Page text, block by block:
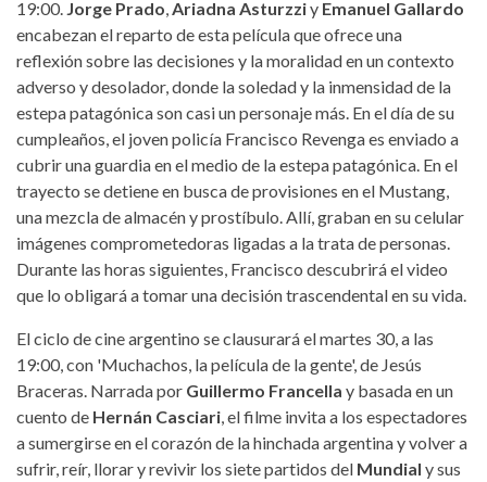
19:00. Jorge Prado,Ariadna Asturzziy Emanuel Gallardo
encabezan el reparto de esta película que ofrece una
reflexión sobre las decisiones y la moralidad en un contexto
adverso y desolador, donde la soledad y la inmensidad de la
estepa patagónica son casi un personaje más. En el día de su
cumpleaños, el joven policía Francisco Revenga es enviado a
cubrir una guardia en el medio de la estepa patagónica. En el
trayecto se detiene en busca de provisiones en el Mustang,
una mezcla de almacén y prostíbulo. Allí, graban en su celular
imágenes comprometedoras ligadas a la trata de personas.
Durante las horas siguientes, Francisco descubrirá el video
que lo obligará a tomar una decisión trascendental en su vida.
El ciclo de cine argentino se clausurará el martes 30, a las
19:00, con 'Muchachos, la película de la gente', de Jesús
Braceras. Narrada por Guillermo Francella y basada en un
cuento de Hernán Casciari, el filme invita a los espectadores
a sumergirse en el corazón de la hinchada argentina y volver a
sufrir, reír, llorar y revivir los siete partidos del Mundial y sus